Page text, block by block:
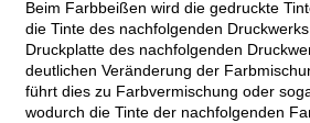
Beim Farbbeißen wird die gedruckte
die Tinte des nachfolgenden
Druckplatte des nachfolgenden
deutlichen Veränderung der
führt dies zu Farbvermischung oder
wodurch die Tinte der nachfolgenden